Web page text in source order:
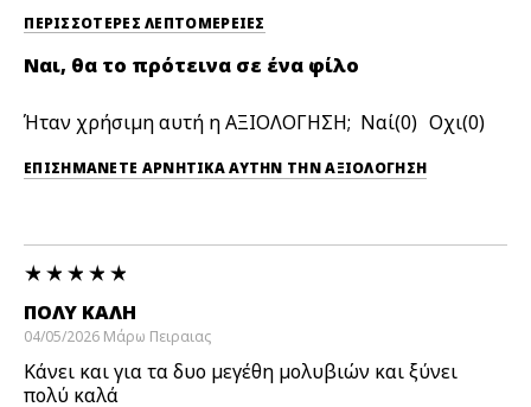
ΠΕΡΙΣΣΌΤΕΡΕΣ ΛΕΠΤΟΜΈΡΕΙΕΣ
Ναι, θα το πρότεινα σε ένα φίλο
Ήταν χρήσιμη αυτή η ΑΞΙΟΛΟΓΗΣΗ; 0 0
ΕΠΙΣΗΜΆΝΕΤΕ ΑΡΝΗΤΙΚΆ ΑΥΤΉΝ ΤΗΝ ΑΞΙΟΛΟΓΗΣΗ
ΠΟΛΎ ΚΑΛΉ
04/05/2026 Μάρω Πειραιας
Κάνει και για τα δυο μεγέθη μολυβιών και ξύνει
πολύ καλά